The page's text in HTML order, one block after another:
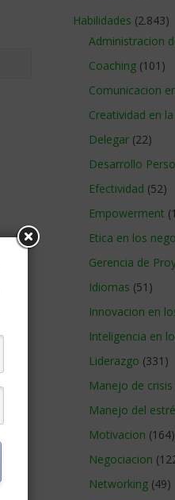
Habilidades (2.843)
Administracion
Coaching (101)
Comunicacion
Creatividad en
Delegar (22)
Desarrollo
Efectividad (52)
Empowerment
Etica en los
Gerencia de
Idiomas (51)
Innovacion en
Inteligencia en
Liderazgo (331)
Manejo de crisis
Manejo del
Motivacion (164)
Negociacion
Networking (49)